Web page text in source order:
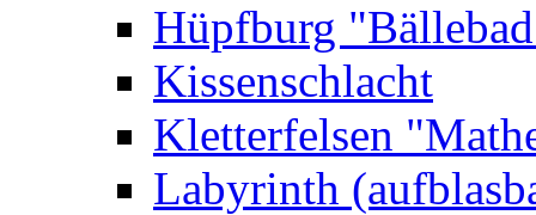
Hüpfburg
Kissenschlacht
Kletterfelsen
Labyrinth